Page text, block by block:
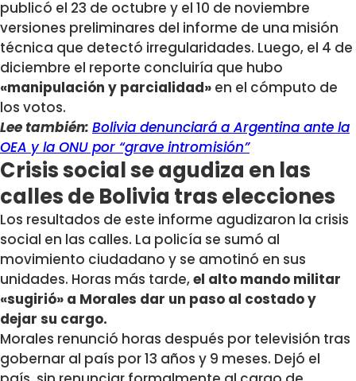
publicó el 23 de octubre y el 10 de noviembre
versiones preliminares del informe de una misión
técnica que detectó irregularidades. Luego, el 4 de
diciembre el reporte concluiría que hubo
«manipulación y parcialidad» en el cómputo de
los votos.
Lee también: Bolivia denunciará a Argentina ante la
OEA y la ONU por “grave intromisión”
Crisis social se agudiza en las
calles de Bolivia tras elecciones
Los resultados de este informe agudizaron la crisis
social en las calles. La policía se sumó al
movimiento ciudadano y se amotinó en sus
unidades. Horas más tarde,el alto mando militar
«sugirió» a Morales dar un paso al costado y
dejar su cargo.
Morales renunció horas después por televisión tras
gobernar al país por 13 años y 9 meses. Dejó el